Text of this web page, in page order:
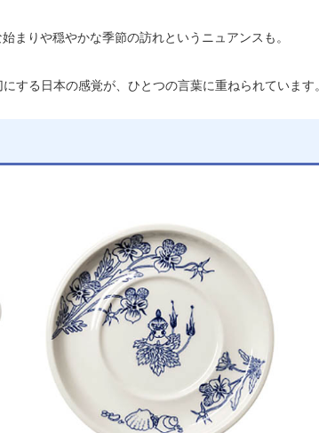
まりや穏やかな季節の訪れというニュアンスも。
する日本の感覚が、ひとつの言葉に重ねられています